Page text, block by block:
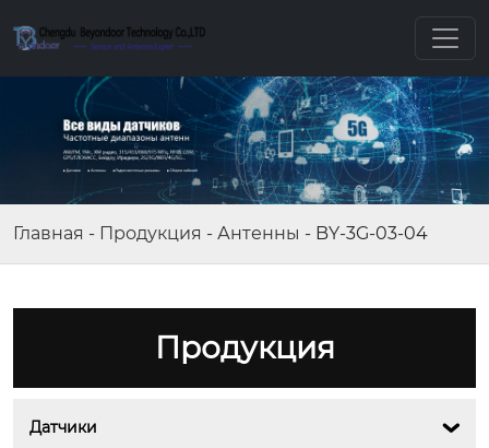
Главная - Продукция - Антенны - BY-3G-03-04
Продукция
Датчики 